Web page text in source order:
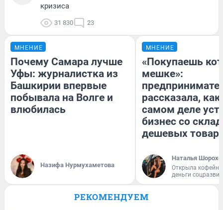
кризиса
31 830 23
МНЕНИЕ
Почему Самара лучше
Уфы: журналистка из
Башкирии впервые
побывала на Волге и
влюбилась
Назифа Нурмухаметова
МНЕНИЕ
«Покупаешь
мешке»:
рассказала, как
самом деле
бизнес со
дешевых
Наталья
Открыла
деньги
РЕКОМЕНДУЕМ